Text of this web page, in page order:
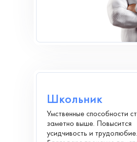
Школьник
Умственные способности
заметно выше. Повысится
усидчивость и трудолюбие.